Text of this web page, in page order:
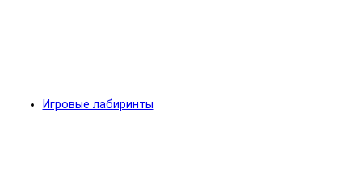
Игровые лабиринты